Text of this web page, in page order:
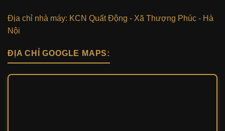
Địa chỉ nhà máy: KCN Quất Động - Xã Thượng Phúc - Hà
Nội
ĐỊA CHỈ GOOGLE MAPS: